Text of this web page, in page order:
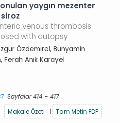
yaygın mezenter
venous thrombosis
with autopsy
Özdemirel, Bünyamin
Ferah Anık Karayel
Sayfalar 414 - 417
Makale Özeti
| Tam Metin PDF